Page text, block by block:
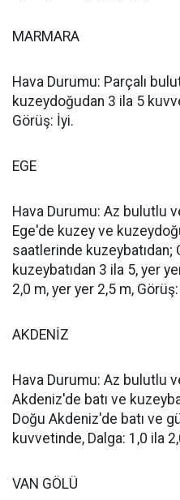
MARMARA
Hava Durumu: Parçalı
kuzeydoğudan 3 ila 5
Görüş: İyi.
EGE
Hava Durumu: Az bulutlu
Ege'de kuzey ve
saatlerinde kuzeybatıdan;
kuzeybatıdan 3 ila 5, yer
2,0 m, yer yer 2,5 m,
AKDENİZ
Hava Durumu: Az bulutlu
Akdeniz'de batı ve
Doğu Akdeniz'de batı ve
kuvvetinde, Dalga: 1,0 ila
VAN GÖLÜ